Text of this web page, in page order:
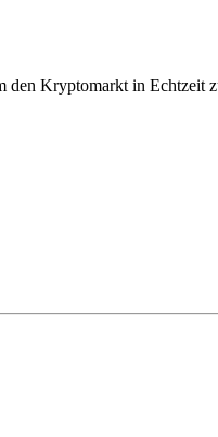
Kryptomarkt in Echtzeit